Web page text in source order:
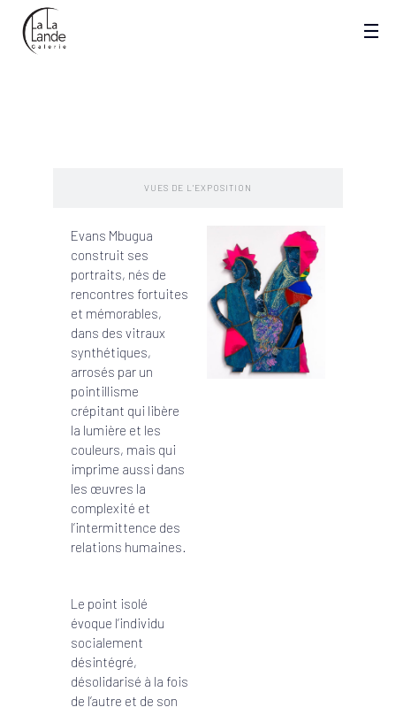
VUES DE L'EXPOSITION
Evans Mbugua
construit ses
portraits, nés de
rencontres fortuites
et mémorables,
dans des vitraux
synthétiques,
arrosés par un
pointillisme
crépitant qui libère
la lumière et les
couleurs, mais qui
imprime aussi dans
les œuvres la
complexité et
l’intermittence des
relations humaines.
Le point isolé
évoque l’individu
socialement
désintégré,
désolidarisé à la fois
de l’autre et de son